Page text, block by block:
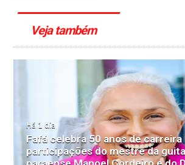
Veja também
Há 1 dia
Fafá celebra 50 anos de carreira
participações do mestre da